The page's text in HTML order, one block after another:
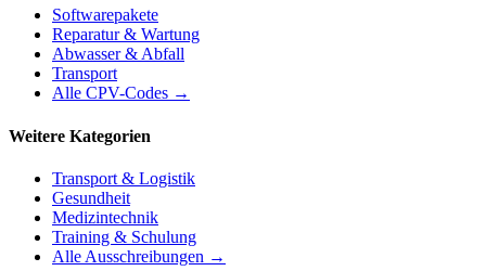
Softwarepakete
Reparatur & Wartung
Abwasser & Abfall
Transport
Alle CPV-Codes →
Weitere Kategorien
Transport & Logistik
Gesundheit
Medizintechnik
Training & Schulung
Alle Ausschreibungen →